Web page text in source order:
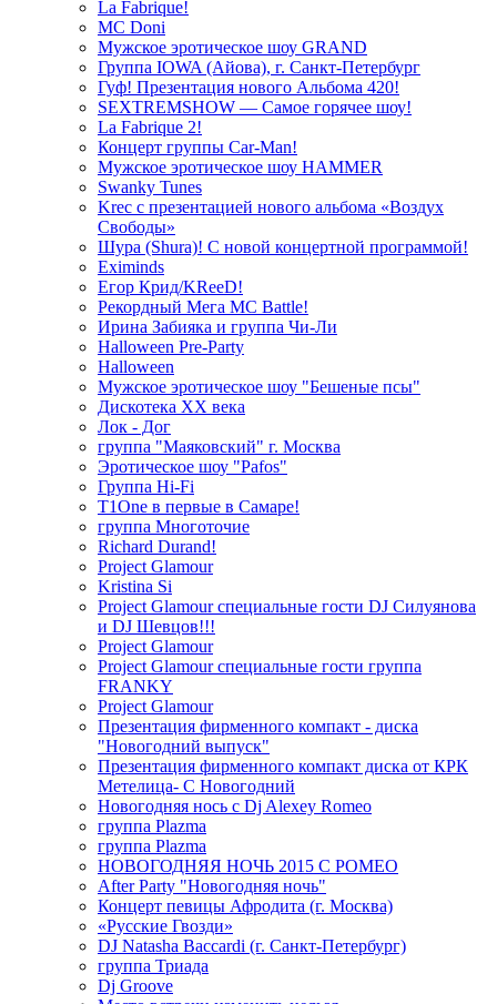
La Fabrique!
MC Doni
Мужское эротическое шоу GRAND
Группа IOWA (Айова), г. Санкт-Петербург
Гуф! Презентация нового Альбома 420!
SEXTREMSHOW — Самое горячее шоу!
La Fabrique 2!
Концерт группы Car-Man!
Мужское эротическое шоу HAMMER
Swanky Tunes
Krec с презентацией нового альбома «Воздух
Свободы»
Шура (Shura)! С новой концертной программой!
Eximinds
Егор Крид/KReeD!
Рекордный Мега МС Battle!
Ирина Забияка и группа Чи-Ли
Halloween Pre-Party
Halloween
Мужское эротическое шоу "Бешеные псы"
Дискотека ХХ века
Лок - Дог
группа "Маяковский" г. Москва
Эротическое шоу "Pafos"
Группа Hi-Fi
T1One в первые в Самаре!
группа Многоточие
Richard Durand!
Project Glamour
Kristina Si
Project Glamour специальные гости DJ Силуянова
и DJ Шевцов!!!
Project Glamour
Project Glamour специальные гости группа
FRANKY
Project Glamour
Презентация фирменного компакт - диска
"Новогодний выпуск"
Презентация фирменного компакт диска от КРК
Метелица- С Новогодний
Новогодняя нось с Dj Alexey Romeo
группа Plazma
группа Plazma
НОВОГОДНЯЯ НОЧЬ 2015 C РОМЕО
After Party "Новогодняя ночь"
Концерт певицы Афродита (г. Москва)
«Русские Гвозди»
DJ Natasha Baccardi (г. Санкт-Петербург)
группа Триада
Dj Groove